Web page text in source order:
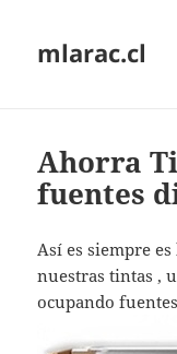
mlarac.cl
Ahorra
fuentes
Así es siempre
nuestras tintas ,
ocupando